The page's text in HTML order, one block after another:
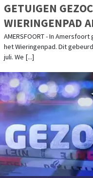
GETUIGEN
WIERINGENPAD
AMERSFOORT - In
het Wieringenpad. Dit
juli. We [...]